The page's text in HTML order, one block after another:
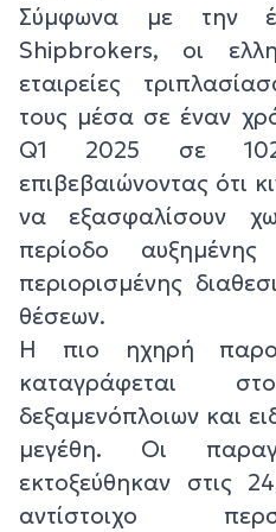
Σύμφωνα με την
Shipbrokers, οι
εταιρείες
τους μέσα σε έναν
Q1 2025 σε
επιβεβαιώνοντας ότι
να εξασφαλίσουν
περίοδο
περιορισμένης
θέσεων.
Η πιο ηχηρή
καταγράφεται
δεξαμενόπλοιων και
μεγέθη. Οι
εκτοξεύθηκαν στις
αντίστοιχο